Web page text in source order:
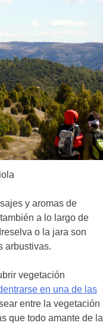
y aromas de
a lo largo de
o la jara son
arbustivas.
vegetación
en una de las
entre la vegetación
que todo amante de la